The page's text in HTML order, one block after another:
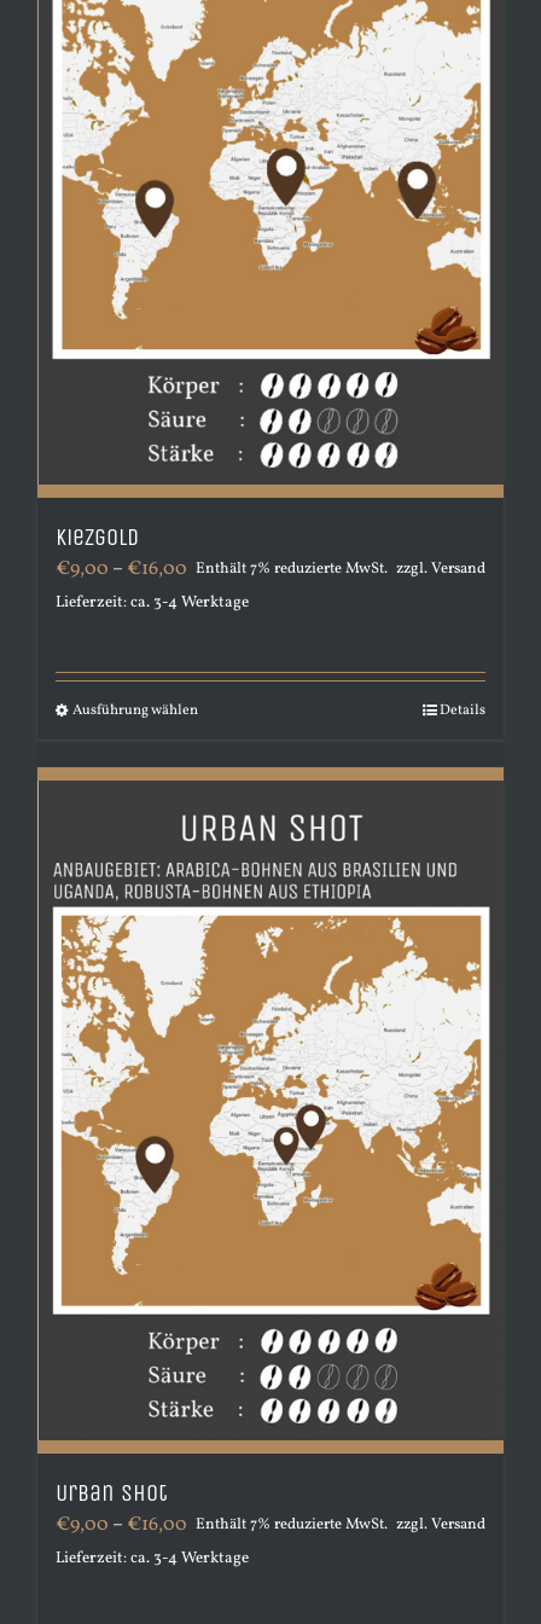
Kiezgold
€9,00 – €16,00 Preisspanne:
€9,00
€16,00
Enthält 7% reduzierte MwSt. zzgl.Versand
Lieferzeit: ca. 3-4 Werktage
Ausführung wählenDieses
weist
mehrere
Varianten
auf.
Die
Optionen
können
auf
der
Produktseite
gewählt
werden
Details
Urban Shot
€9,00 – €16,00 Preisspanne:
€9,00
Enthält 7% reduzierte MwSt. zzgl.Versand
Lieferzeit: ca. 3-4 Werktage